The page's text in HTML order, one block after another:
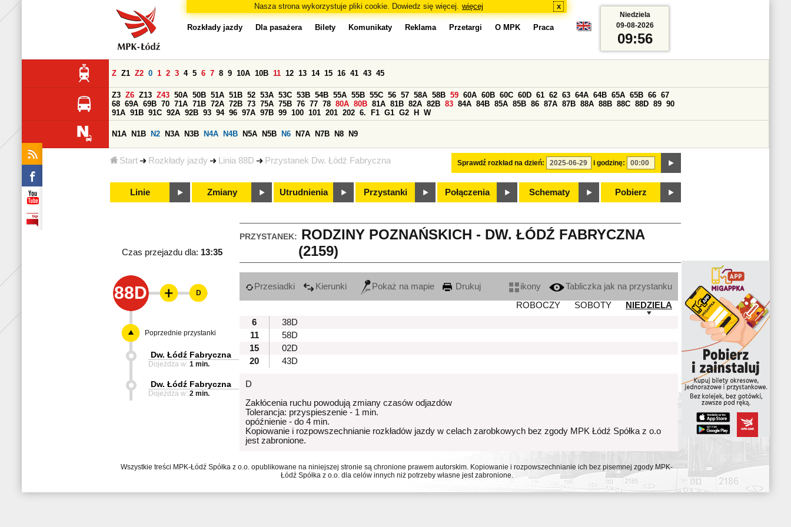
Nasza strona wykorzystuje pliki cookie. Dowiedz się więcej. więcej x
Start Rozkłady jazdy Linia 88D Przystanek Dw. Łódź Fabryczna
Rozkłady jazdy Dla pasażera Bilety Komunikaty Reklama Przetargi O MPK Praca
Sprawdź rozkład na dzień: i godzinę:
Z Z1 Z2 0 1 2 3 4 5 6 7 8 9 10A 10B 11 12 13 14 15 16 41 43 45
Z3 Z6 Z13 Z43 50A 50B 51A 51B 52 53A 53C 53B 54B 55A 55B 55C 56 57 58A 58B 59 60A 60B 60C 60D 61 62 63 64A 64B 65A 65B 66 67
68 69A 69B 70 71A 71B 72A 72B 73 75A 75B 76 77 78 80A 80B 81A 81B 82A 82B 83 84A 84B 85A 85B 86 87A 87B 88A 88B 88C 88D 89 90
91A 91B 91C 92A 92B 93 94 96 97A 97B 99 100 101 201 202 6. F1 G1 G2 H W
N1A N1B N2 N3A N3B N4A N4B N5A N5B N6 N7A N7B N8 N9
Linie Zmiany Utrudnienia Przystanki Połączenia Schematy Pobierz
Niedziela
09-08-2026
09:56
PRZYSTANEK: RODZINY POZNAŃSKICH - DW. ŁÓDŹ FABRYCZNA
(2159)
Czas przejazdu dla: 13:35
88D Przesiadki Kierunki Pokaż na mapie Drukuj ikony
Tabliczka jak na przystanku
ROBOCZY
SOBOTY
NIEDZIELA
6
38D
11
58D
15
02D
20
43D
D
Zakłócenia ruchu powodują zmiany czasów odjazdów
Tolerancja: przyspieszenie - 1 min.
opóźnienie - do 4 min.
Kopiowanie i rozpowszechnianie rozkładów jazdy w celach zarobkowych bez zgody MPK Łódź Spółka z o.o
jest zabronione.
D
Poprzednie przystanki
Dw. Łódź Fabryczna
Dojeżdża w: 1 min.
Dw. Łódź Fabryczna
Dojeżdża w: 2 min.
Wszystkie treści MPK-Łódź Spółka z o.o. opublikowane na niniejszej stronie są chronione prawem autorskim. Kopiowanie i rozpowszechnianie ich bez pisemnej zgody MPK-
Łódź Spółka z o.o. dla celów innych niż potrzeby własne jest zabronione.